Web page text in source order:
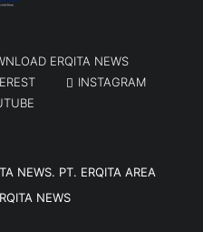
ERQITA NEWS
INSTAGRAM
NEWS. PT. ERQITA AREA
NEWS